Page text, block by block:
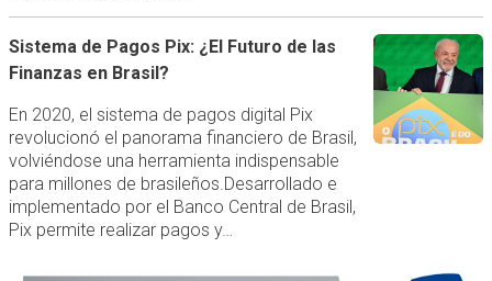
Sistema de Pagos Pix: ¿El Futuro de las
Finanzas en Brasil?
En 2020, el sistema de pagos digital Pix
revolucionó el panorama financiero de Brasil,
volviéndose una herramienta indispensable
para millones de brasileños.Desarrollado e
implementado por el Banco Central de Brasil,
Pix permite realizar pagos y…